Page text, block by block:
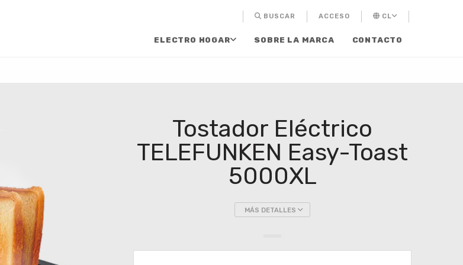
BUSCAR ACCESO CL
ELECTRO HOGAR SOBRE LA MARCA CONTACTO
Tostador Eléctrico
TELEFUNKEN Easy-Toast
5000XL
MÁS DETALLES